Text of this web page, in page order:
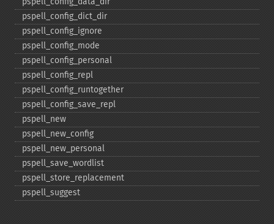
pspell_​config_​dict_​dir
pspell_​config_​ignore
pspell_​config_​mode
pspell_​config_​personal
pspell_​config_​repl
pspell_​config_​runtogether
pspell_​config_​save_​repl
pspell_​new
pspell_​new_​config
pspell_​new_​personal
pspell_​save_​wordlist
pspell_​store_​replacement
pspell_​suggest